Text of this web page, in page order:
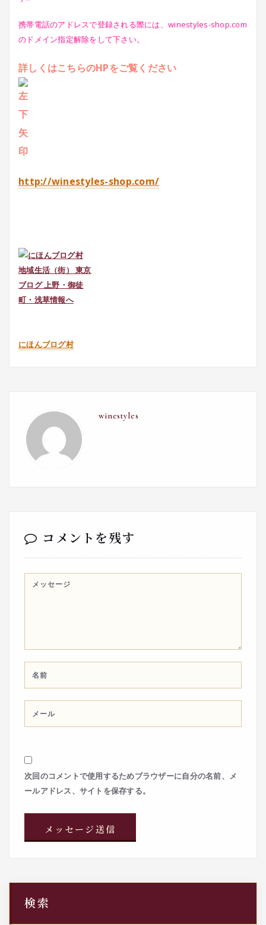
携帯電話のアドレスで登録される際には、winestyles-shop.com
のドメイン指定解除をして下さい。
詳しくはこちらのHPをご覧ください
http://winestyles-shop.com/
にほんブログ村
winestyles
コメントを残す
次回のコメントで使用するためブラウザーに自分の名前、メ
ールアドレス、サイトを保存する。
検索